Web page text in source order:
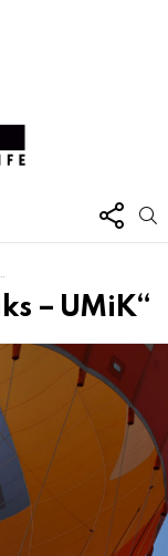
US
– UMiK“